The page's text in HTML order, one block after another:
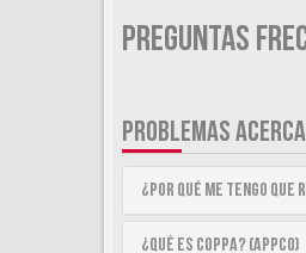
Preguntas
PROBLEMAS
¿Por qué me tengo
¿Qué es COPPA? (APPCO)